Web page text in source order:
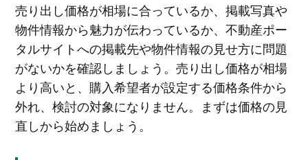
売り出し価格が相場に合っているか、掲載写真や
物件情報から魅力が伝わっているか、不動産ポー
タルサイトへの掲載先や物件情報の見せ方に問題
がないかを確認しましょう。売り出し価格が相場
より高いと、購入希望者が設定する価格条件から
外れ、検討の対象になりません。まずは価格の見
直しから始めましょう。